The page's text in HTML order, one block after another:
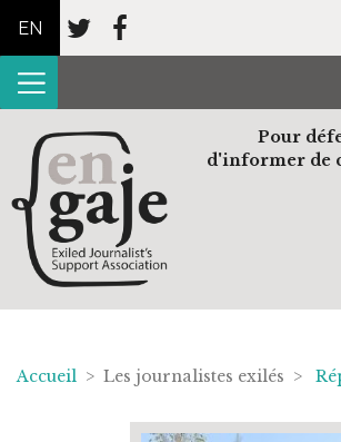
EN
Pour
d'informer de
Accueil > Les journalistes exilés >